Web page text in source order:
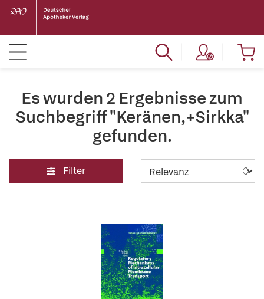
Es wurden 2 Ergebnisse zum
Suchbegriff "Keränen,+Sirkka"
gefunden.
Filter